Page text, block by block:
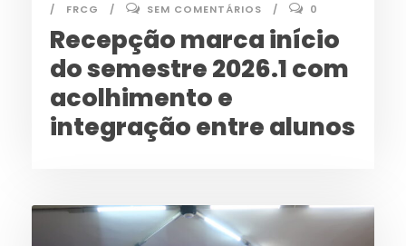
FRCG
SEM COMENTÁRIOS 0
Recepção marca início
do semestre 2026.1 com
acolhimento e
integração entre alunos